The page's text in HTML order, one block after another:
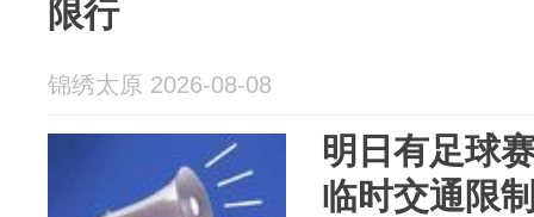
限行
锦绣太原 2026-08-08
明日有足球
临时交通限